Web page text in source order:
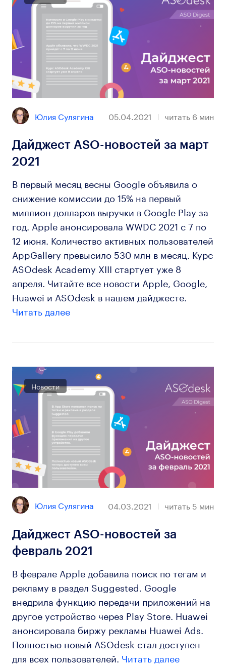
Юлия Сулягина 05.04.2021 читать 6 мин
Дайджест ASO-новостей за март
2021
В первый месяц весны Google объявила о
снижение комиссии до 15% на первый
миллион долларов выручки в Google Play за
год. Apple анонсировала WWDC 2021 с 7 по
12 июня. Количество активных пользователей
AppGallery превысило 530 млн в месяц. Курс
ASOdesk Academy XIII стартует уже 8
апреля. Читайте все новости Apple, Google,
Huawei и ASOdesk в нашем дайджесте.
Читать далее
Новости
Юлия Сулягина 04.03.2021 читать 5 мин
Дайджест ASO-новостей за
февраль 2021
В феврале Apple добавила поиск по тегам и
рекламу в раздел Suggested. Google
внедрила функцию передачи приложений на
другое устройство через Play Store. Huawei
анонсировала биржу рекламы Huawei Ads.
Полностью новый ASOdesk стал доступен
для всех пользователей. Читать далее